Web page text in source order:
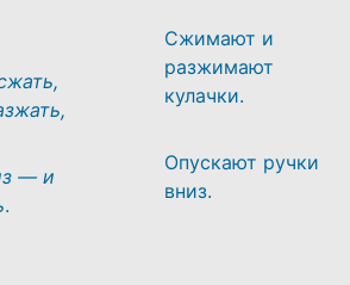
— и
.
Сжимают и
разжимают
кулачки.
Опускают ручки
вниз.